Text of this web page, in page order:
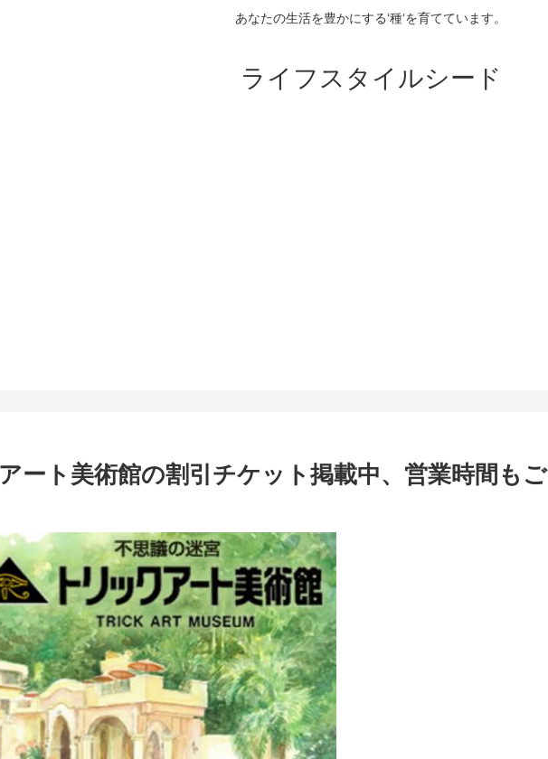
あなたの生活を豊かにする‘種‘を育てています。
ライフスタイルシード
ート美術館の割引チケット掲載中、営業時間もご